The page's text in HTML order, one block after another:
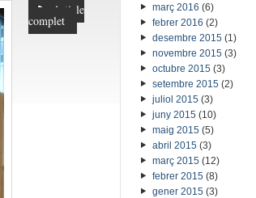
Article
complet
març 2016 (6)
febrer 2016 (2)
desembre 2015(1)
novembre 2015(3)
octubre 2015(3)
setembre 2015(2)
juliol 2015(3)
juny 2015(10)
maig 2015(5)
abril 2015(3)
març 2015(12)
febrer 2015(8)
gener 2015(3)